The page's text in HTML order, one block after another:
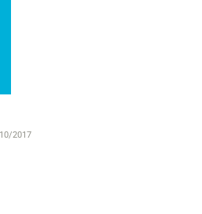
2017